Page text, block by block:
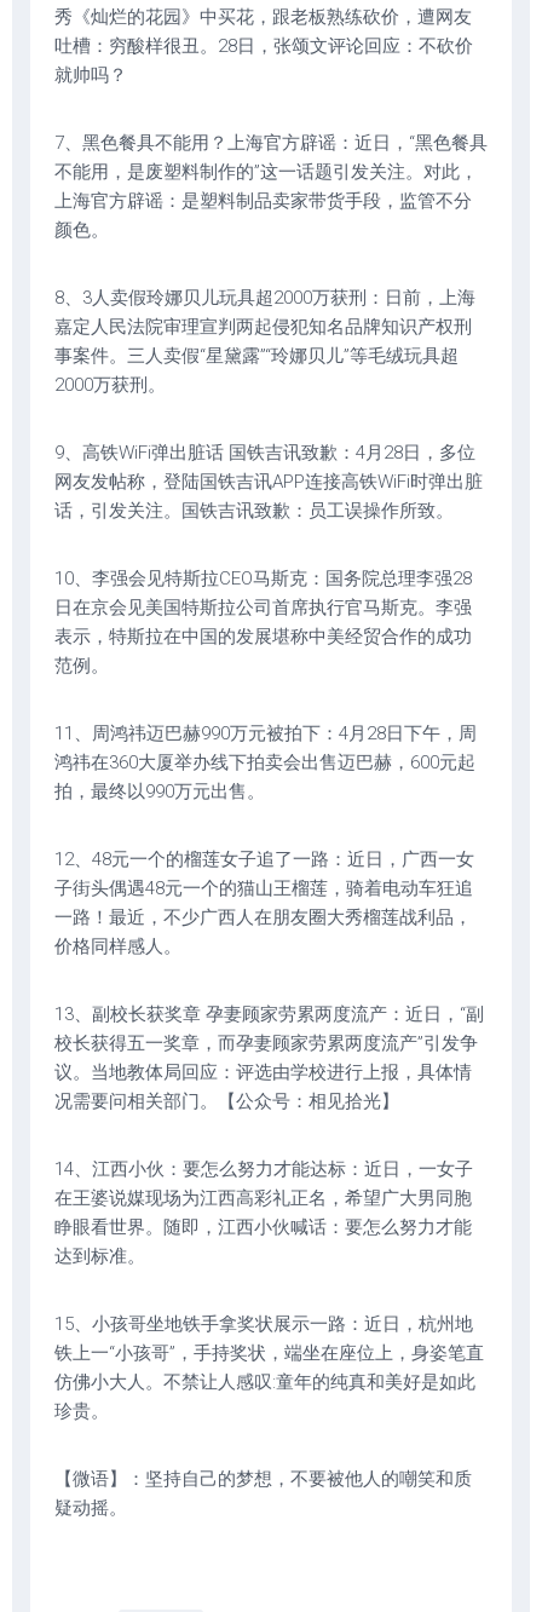
秀《灿烂的花园》中买花，跟老板熟练砍价，遭网友
吐槽：穷酸样很丑。28日，张颂文评论回应：不砍价
就帅吗？
7、黑色餐具不能用？上海官方辟谣：近日，“黑色餐具
不能用，是废塑料制作的”这一话题引发关注。对此，
上海官方辟谣：是塑料制品卖家带货手段，监管不分
颜色。
8、3人卖假玲娜贝儿玩具超2000万获刑：日前，上海
嘉定人民法院审理宣判两起侵犯知名品牌知识产权刑
事案件。三人卖假“星黛露”“玲娜贝儿”等毛绒玩具超
2000万获刑。
9、高铁WiFi弹出脏话 国铁吉讯致歉：4月28日，多位
网友发帖称，登陆国铁吉讯APP连接高铁WiFi时弹出脏
话，引发关注。国铁吉讯致歉：员工误操作所致。
10、李强会见特斯拉CEO马斯克：国务院总理李强28
日在京会见美国特斯拉公司首席执行官马斯克。李强
表示，特斯拉在中国的发展堪称中美经贸合作的成功
范例。
11、周鸿祎迈巴赫990万元被拍下：4月28日下午，周
鸿祎在360大厦举办线下拍卖会出售迈巴赫，600元起
拍，最终以990万元出售。
12、48元一个的榴莲女子追了一路：近日，广西一女
子街头偶遇48元一个的猫山王榴莲，骑着电动车狂追
一路！最近，不少广西人在朋友圈大秀榴莲战利品，
价格同样感人。
13、副校长获奖章 孕妻顾家劳累两度流产：近日，“副
校长获得五一奖章，而孕妻顾家劳累两度流产”引发争
议。当地教体局回应：评选由学校进行上报，具体情
况需要问相关部门。【公众号：相见拾光】
14、江西小伙：要怎么努力才能达标：近日，一女子
在王婆说媒现场为江西高彩礼正名，希望广大男同胞
睁眼看世界。随即，江西小伙喊话：要怎么努力才能
达到标准。
15、小孩哥坐地铁手拿奖状展示一路：近日，杭州地
铁上一“小孩哥”，手持奖状，端坐在座位上，身姿笔直
仿佛小大人。不禁让人感叹:童年的纯真和美好是如此
珍贵。
【微语】：坚持自己的梦想，不要被他人的嘲笑和质
疑动摇。